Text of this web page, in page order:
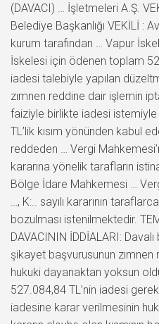
(DAVACI) … İşletmeleri A.Ş.
Belediye Başkanlığı VEKİLİ :
kurum tarafından … Vapur
İskelesi için ödenen toplam
iadesi talebiyle yapılan
zımnen reddine dair işlemin
faiziyle birlikte iadesi istemiyle
TL’lik kısım yönünden kabul
reddeden … Vergi
kararına yönelik tarafların
Bölge İdare Mahkemesi …
…, K:.. sayılı kararının
bozulması istenilmektedir.
DAVACININ İDDİALARI:
şikayet başvurusunun
hukuki dayanaktan yoksun
527.084,84 TL’nin iadesi
iadesine karar verilmesinin